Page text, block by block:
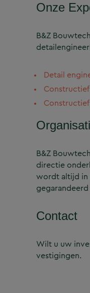
Onze
B&Z
Detail
B&Z
directie
wordt altijd in
gegarandeerd
Contact
Wilt u uw
vestigingen.